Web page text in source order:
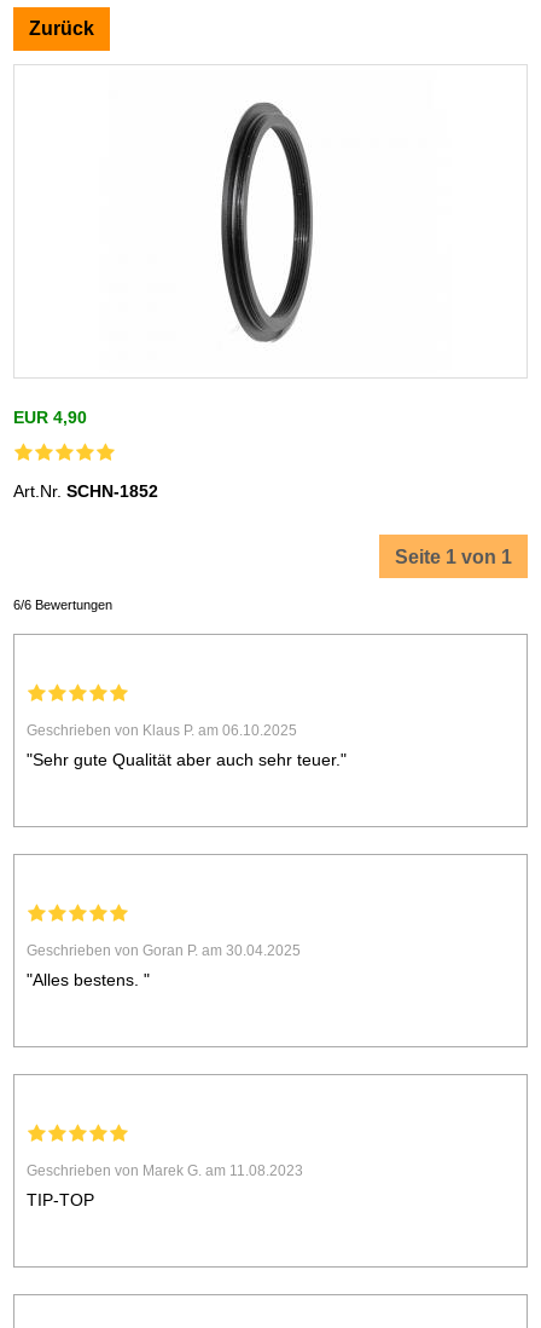
Zurück
EUR 4,90
Art.Nr.SCHN-1852
Seite 1 von 1
6/6 Bewertungen
Geschrieben von Klaus P. am 06.10.2025
"Sehr gute Qualität aber auch sehr teuer."
Geschrieben von Goran P. am 30.04.2025
"Alles bestens. "
Geschrieben von Marek G. am 11.08.2023
TIP-TOP